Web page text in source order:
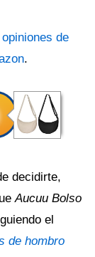
opiniones de
.
decidirte,
Aucuu Bolso
el
de hombro